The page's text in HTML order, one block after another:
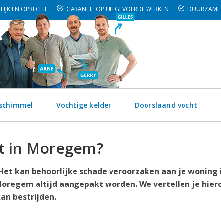
EN OPRECHT GARANTIE OP UITGEVOERDE WERKEN
Vochtige kelder Doorslaand vocht
in Moregem?
kan behoorlijke schade veroorzaken aan je woning
altijd aangepakt worden. We vertellen je
bestrijden.